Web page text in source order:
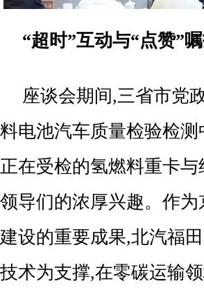
“超时”互动与“点赞”
座谈会期间,三省市党
料电池汽车质量检验检
正在受检的氢燃料重卡
领导们的浓厚兴趣。作
建设的重要成果,北汽福
技术为支撑,在零碳运输